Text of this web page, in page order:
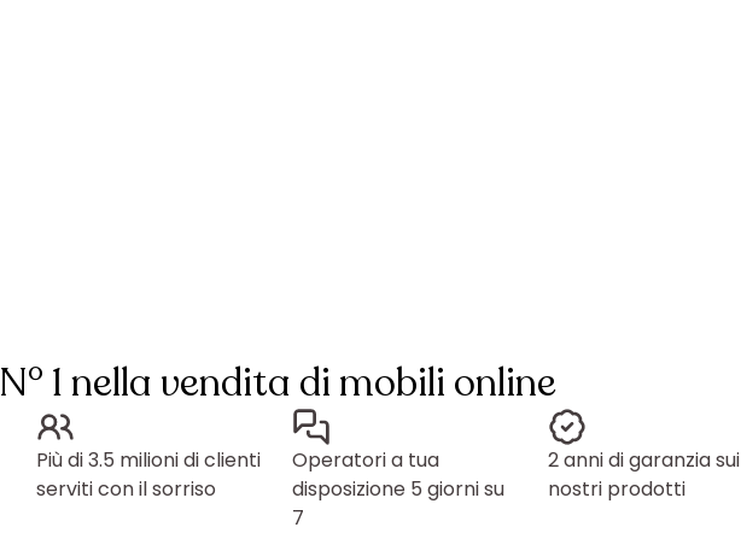
N° 1 nella vendita di mobili online
Più di 3.5 milioni di clienti
serviti con il sorriso
Operatori a tua
disposizione 5 giorni su
7
2 anni di garanzia sui
nostri prodotti